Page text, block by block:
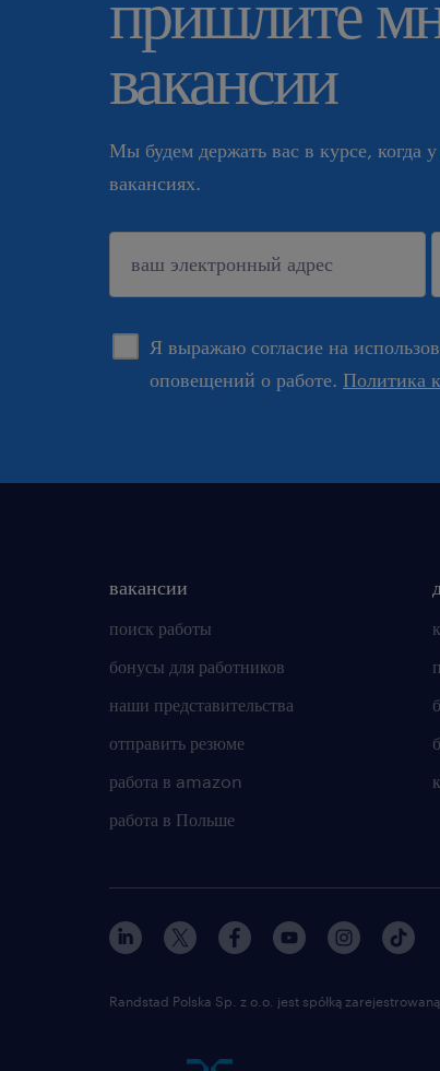
вакансии
Мы будем держать вас в курсе, когда
вакансиях.
Я выражаю согласие на
оповещений о работе. Политика
подтверждать
вакансии
поиск работы
бонусы для работников
наши представительства
отправить резюме
работа в amazon
работа в Польше
Randstad Polska Sp. z o.o. jest spółką